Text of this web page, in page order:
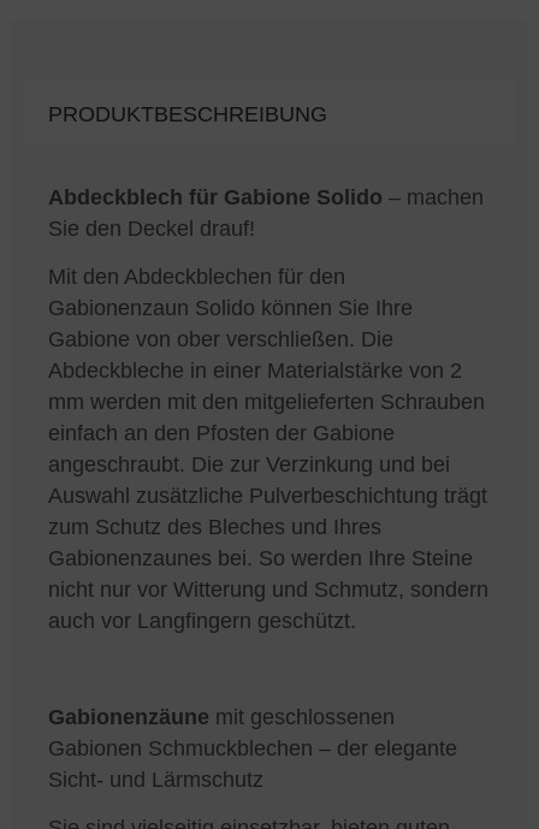
PRODUKTBESCHREIBUNG
Abdeckblech für Gabione Solido – machen
Sie den Deckel drauf!
Mit den Abdeckblechen für den
Gabionenzaun Solido können Sie Ihre
Gabione von ober verschließen. Die
Abdeckbleche in einer Materialstärke von 2
mm werden mit den mitgelieferten Schrauben
einfach an den Pfosten der Gabione
angeschraubt. Die zur Verzinkung und bei
Auswahl zusätzliche Pulverbeschichtung trägt
zum Schutz des Bleches und Ihres
Gabionenzaunes bei. So werden Ihre Steine
nicht nur vor Witterung und Schmutz, sondern
auch vor Langfingern geschützt.
Gabionenzäune mit geschlossenen
Gabionen Schmuckblechen – der elegante
Sicht- und Lärmschutz